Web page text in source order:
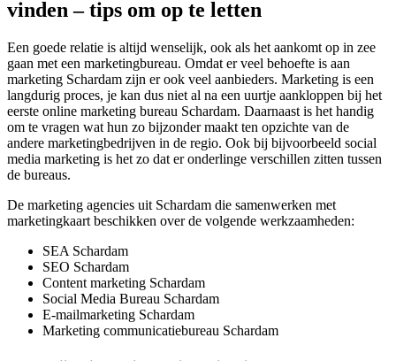
vinden – tips om op te letten
Een goede relatie is altijd wenselijk, ook als het aankomt op in zee
gaan met een marketingbureau. Omdat er veel behoefte is aan
marketing Schardam zijn er ook veel aanbieders. Marketing is een
langdurig proces, je kan dus niet al na een uurtje aankloppen bij het
eerste online marketing bureau Schardam. Daarnaast is het handig
om te vragen wat hun zo bijzonder maakt ten opzichte van de
andere marketingbedrijven in de regio. Ook bij bijvoorbeeld social
media marketing is het zo dat er onderlinge verschillen zitten tussen
de bureaus.
De marketing agencies uit Schardam die samenwerken met
marketingkaart beschikken over de volgende werkzaamheden:
SEA Schardam
SEO Schardam
Content marketing Schardam
Social Media Bureau Schardam
E-mailmarketing Schardam
Marketing communicatiebureau Schardam